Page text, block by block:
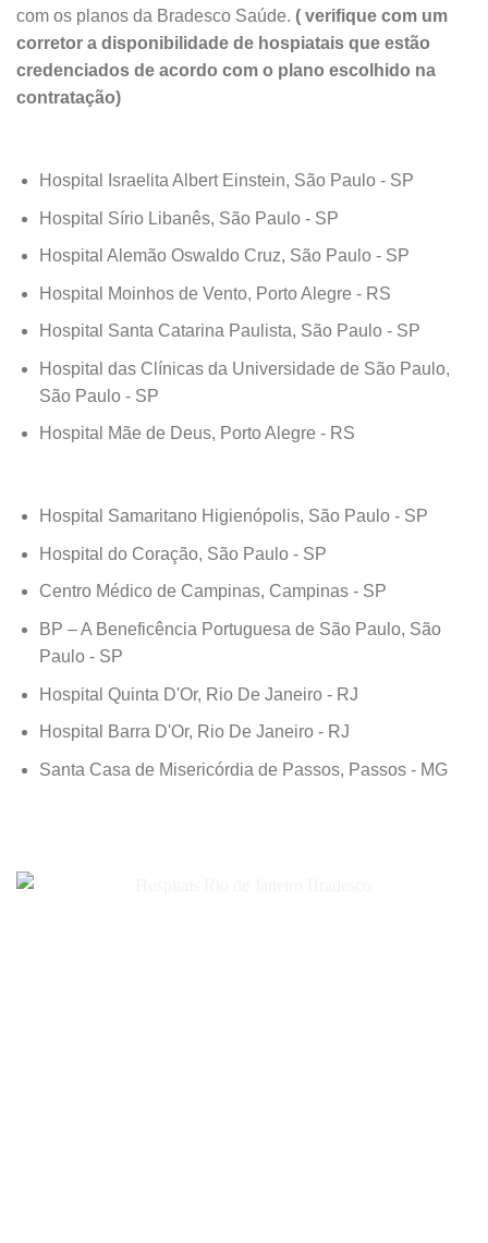
com os planos da Bradesco Saúde. ( verifique com um
corretor a disponibilidade de hospiatais que estão
credenciados de acordo com o plano escolhido na
contratação)
Hospital Israelita Albert Einstein, São Paulo - SP
Hospital Sírio Libanês, São Paulo - SP
Hospital Alemão Oswaldo Cruz, São Paulo - SP
Hospital Moinhos de Vento, Porto Alegre - RS
Hospital Santa Catarina Paulista, São Paulo - SP
Hospital das Clínicas da Universidade de São Paulo,
São Paulo - SP
Hospital Mãe de Deus, Porto Alegre - RS
Hospital Samaritano Higienópolis, São Paulo - SP
Hospital do Coração, São Paulo - SP
Centro Médico de Campinas, Campinas - SP
BP – A Beneficência Portuguesa de São Paulo, São
Paulo - SP
Hospital Quinta D'Or, Rio De Janeiro - RJ
Hospital Barra D'Or, Rio De Janeiro - RJ
Santa Casa de Misericórdia de Passos, Passos - MG